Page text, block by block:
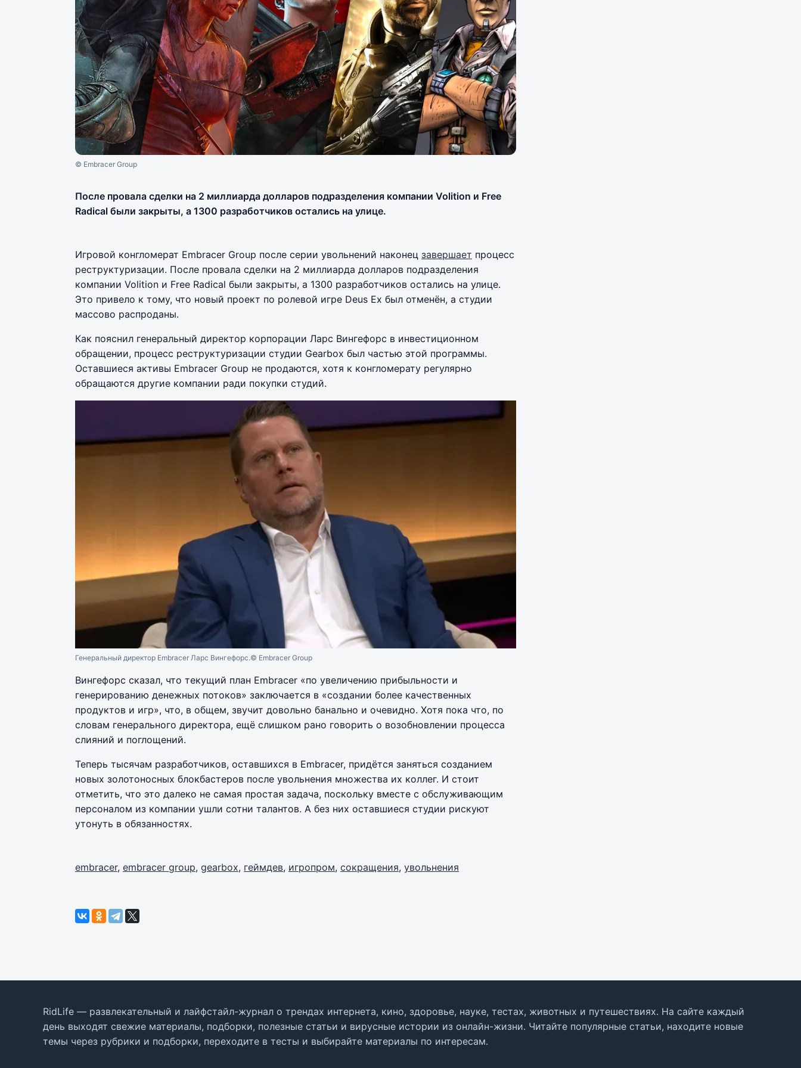
© Embracer Group
После провала сделки на 2 миллиарда долларов подразделения компании Volition и Free
Radical были закрыты, а 1300 разработчиков остались на улице.
Игровой конгломерат Embracer Group после серии увольнений наконец завершает процесс
реструктуризации. После провала сделки на 2 миллиарда долларов подразделения
компании Volition и Free Radical были закрыты, а 1300 разработчиков остались на улице.
Это привело к тому, что новый проект по ролевой игре Deus Ex был отменён, а студии
массово распроданы.
Как пояснил генеральный директор корпорации Ларс Вингефорс в инвестиционном
обращении, процесс реструктуризации студии Gearbox был частью этой программы.
Оставшиеся активы Embracer Group не продаются, хотя к конгломерату регулярно
обращаются другие компании ради покупки студий.
Генеральный директор Embracer Ларс Вингефорс.© Embracer Group
Вингефорс сказал, что текущий план Embracer «по увеличению прибыльности и
генерированию денежных потоков» заключается в «создании более качественных
продуктов и игр», что, в общем, звучит довольно банально и очевидно. Хотя пока что, по
словам генерального директора, ещё слишком рано говорить о возобновлении процесса
слияний и поглощений.
Теперь тысячам разработчиков, оставшихся в Embracer, придётся заняться созданием
новых золотоносных блокбастеров после увольнения множества их коллег. И стоит
отметить, что это далеко не самая простая задача, поскольку вместе с обслуживающим
персоналом из компании ушли сотни талантов. А без них оставшиеся студии рискуют
утонуть в обязанностях.
embracer, embracer group, gearbox, геймдев, игропром, сокращения, увольнения
RidLife — развлекательный и лайфстайл-журнал о трендах интернета, кино, здоровье, науке, тестах, животных и путешествиях. На сайте каждый
день выходят свежие материалы, подборки, полезные статьи и вирусные истории из онлайн-жизни. Читайте популярные статьи, находите новые
темы через рубрики и подборки, переходите в тесты и выбирайте материалы по интересам.